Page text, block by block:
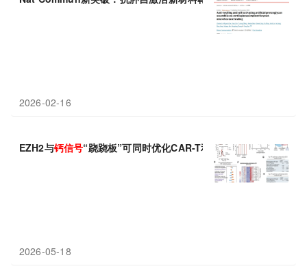
2026-02-16
EZH2与钙信号“跷跷板”可同时优化CAR-T和干细胞移植
2026-05-18